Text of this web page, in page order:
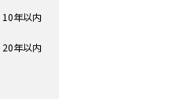
10年以内
20年以内